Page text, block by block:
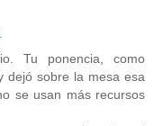
Tu ponencia, como
dejó sobre la mesa esa
se usan más recursos